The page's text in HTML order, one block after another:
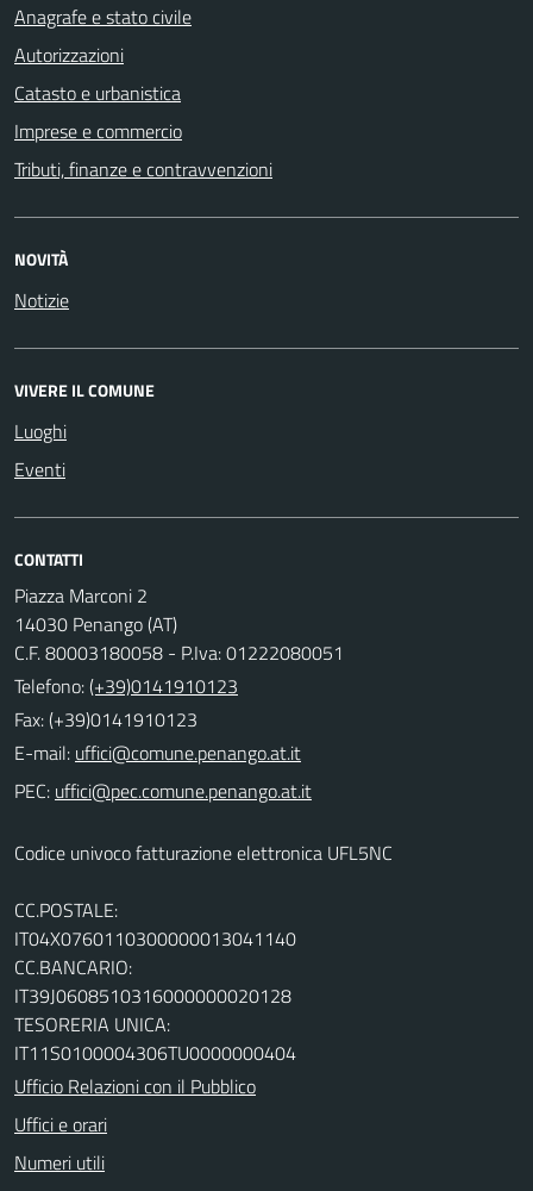
Anagrafe e stato civile
Autorizzazioni
Catasto e urbanistica
Imprese e commercio
Tributi, finanze e contravvenzioni
NOVITÀ
Notizie
VIVERE IL COMUNE
Luoghi
Eventi
CONTATTI
Piazza Marconi 2
14030 Penango (AT)
C.F. 80003180058 - P.Iva: 01222080051
Telefono:(+39)0141910123
Fax: (+39)0141910123
E-mail:
PEC:
Codice univoco fatturazione elettronica UFL5NC
CC.POSTALE:
IT04X0760110300000013041140
CC.BANCARIO:
IT39J0608510316000000020128
TESORERIA UNICA:
IT11S0100004306TU0000000404
Ufficio Relazioni con il Pubblico
Uffici e orari
Numeri utili